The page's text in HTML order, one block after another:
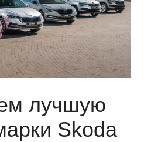
лучшую
Skoda